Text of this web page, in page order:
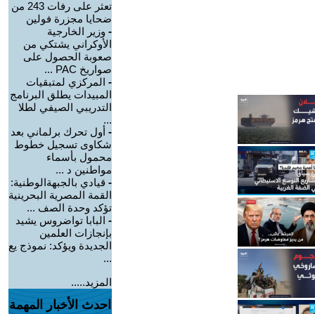
تعثر على رفات 243 من
ضحايا مجزرة فولين
- وزير الخارجية
الأوكراني يشتكي من
صعوبة الحصول على
صواريخ PAC ...
- المركزي لمتبقيات
المبيدات يطلق البرنامج
التدريبي الصيفي لطلا
...
- أول تحرك برلماني بعد
شكاوى تسجيل خطوط
محمول بأسماء
مواطنين د ...
- قيادي بالجبهةالوطنية:
القمة المصرية البحرينية
تؤكد وحدة الصف ...
- البابا تواضروس يشيد
بإنجازات العلمين
الجديدة ويؤكد: نموذج يع
...
المزيد.....
احدث الأخبار المهمة